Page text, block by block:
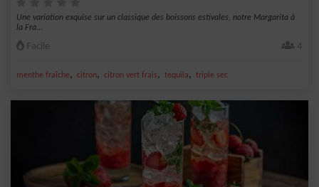
Une variation exquise sur un classique des boissons estivales, notre Margarita à
la Fra...
Facile 4
menthe fraîche, citron, citron vert frais, tequila, triple sec